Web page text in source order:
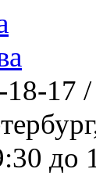
18-17
до